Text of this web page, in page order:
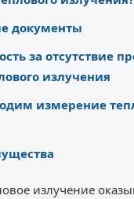
документы
за отсутствие
излучения
измерение
излучение